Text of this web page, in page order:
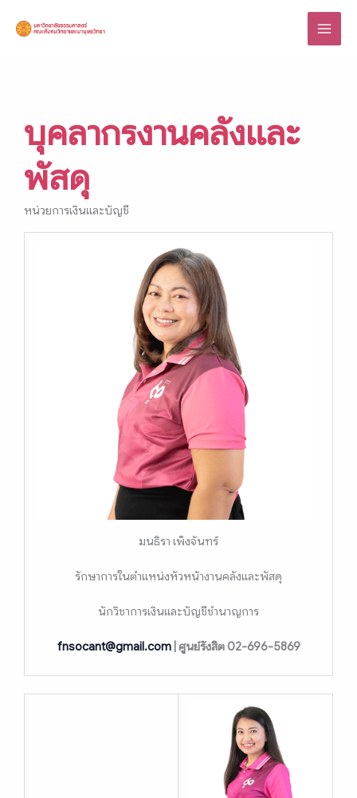
บุคลากรงานคลังและ
พัสดุ
หน่วยการเงินและบัญชี
มนธิรา เพ็งจันทร์
รักษาการในตำแหน่งหัวหน้างานคลังและพัสดุ
นักวิชาการเงินและบัญชีชำนาญการ
fnsocant@gmail.com| ศูนย์รังสิต 02-696-5869